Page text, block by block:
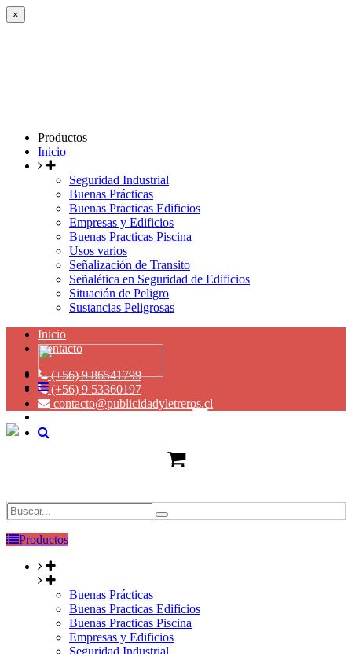
×
Productos
Inicio
Seguridad Industrial
Buenas Prácticas
Buenas Practicas Edificios
Empresas y Edificios
Buenas Practicas Piscina
Usos varios
Señalización de Transito
Señalética en Seguridad de Edificios
Situación de Peligro
Sustancias Peligrosas
Inicio
Contacto
(+56) 9 86541799
(+56) 9 53360197
contacto@publicidadyletreros.cl
Productos
Buenas Prácticas
Buenas Practicas Edificios
Buenas Practicas Piscina
Empresas y Edificios